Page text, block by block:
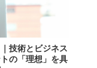
技術とビジネス
の「理想」を具